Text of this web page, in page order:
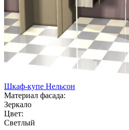
Шкаф-купе Нельсон
Материал фасада:
Зеркало
Цвет:
Светлый